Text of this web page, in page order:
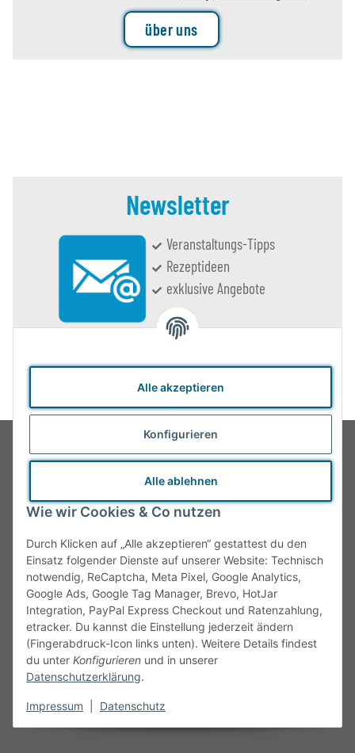
Alle akzeptieren
Konfigurieren
Alle ablehnen
Wie wir Cookies & Co nutzen
Durch Klicken auf „Alle akzeptieren“ gestattest du den
Einsatz folgender Dienste auf unserer Website: Technisch
notwendig, ReCaptcha, Meta Pixel, Google Analytics,
Google Ads, Google Tag Manager, Brevo, HotJar
Integration, PayPal Express Checkout und Ratenzahlung,
etracker. Du kannst die Einstellung jederzeit ändern
(Fingerabdruck-Icon links unten). Weitere Details findest
du unter Konfigurieren und in unserer
Datenschutzerklärung.
Impressum Datenschutz
über uns
Newsletter
Veranstaltungs-Tipps
Rezeptideen
exklusive Angebote
jetzt eintragen
Kontakt
Newsletter
Diese Seite wird gefördert
durch das Land NRW.